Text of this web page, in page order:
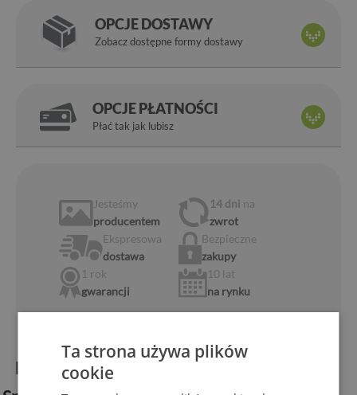
OPCJE DOSTAWY
Zobacz dostępne formy dostawy
OPCJE PŁATNOŚCI
Płać tak jak lubisz
Jesteśmy
producentem
14 dni na
zwrot
Ekspresowa
dostawa
Bezpieczne
zakupy
1 rok
gwarancji
10 lat
na rynku
Informacje o produkcie:
Ta strona używa plików
cookie